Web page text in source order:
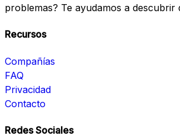
problemas? Te ayudamos a descubrir
Recursos
Compañías
FAQ
Privacidad
Contacto
Redes Sociales